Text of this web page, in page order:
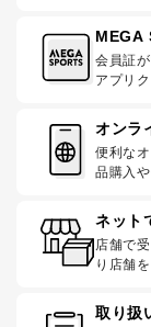
MEGA
会員証
アプリ
オンラ
便利な
品購入
ネット
店舗で
り店舗
取り扱